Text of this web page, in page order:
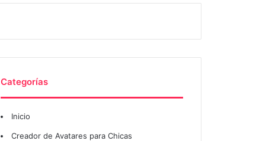
Categorías
Inicio
Creador de Avatares para Chicas